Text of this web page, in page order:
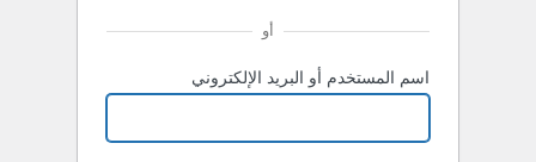
أو
اسم المستخدم أو البريد الإلكتروني